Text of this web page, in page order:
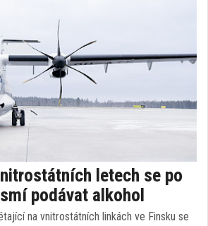
letech se po
podávat alkohol
na vnitrostátních linkách ve Finsku se